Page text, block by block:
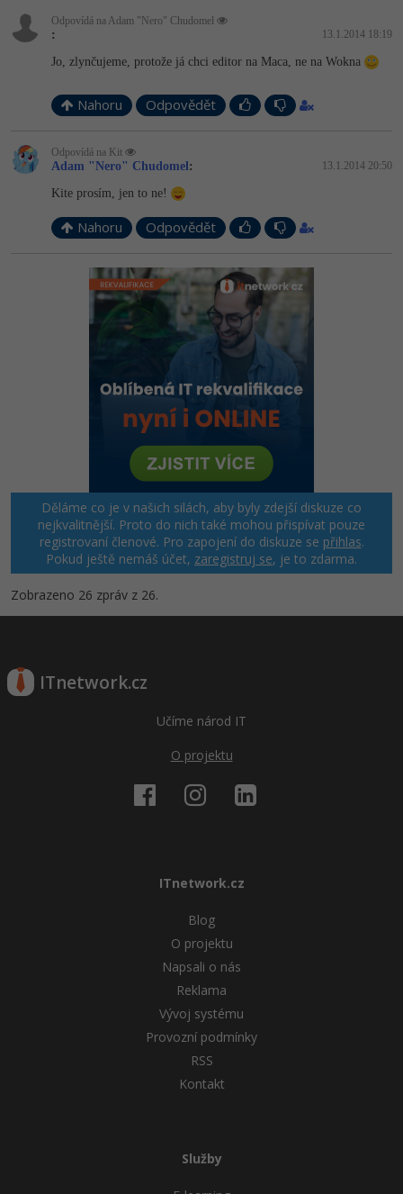
Odpovídá na Adam "Nero" Chudomel
: 13.1.2014 18:19
Jo, zlynčujeme, protože já chci editor na Maca, ne na Wokna
Nahoru Odpovědět
Odpovídá na Kit
Adam "Nero" Chudomel: 13.1.2014 20:50
Kite prosím, jen to ne!
Nahoru Odpovědět
Děláme co je v našich silách, aby byly zdejší diskuze co
nejkvalitnější. Proto do nich také mohou přispívat pouze
registrovaní členové. Pro zapojení do diskuze se přihlas.
Pokud ještě nemáš účet, zaregistruj se, je to zdarma.
Zobrazeno 26 zpráv z 26.
ITnetwork.cz
Učíme národ IT
O projektu
ITnetwork.cz
Blog
O projektu
Napsali o nás
Reklama
Vývoj systému
Provozní podmínky
RSS
Kontakt
Služby